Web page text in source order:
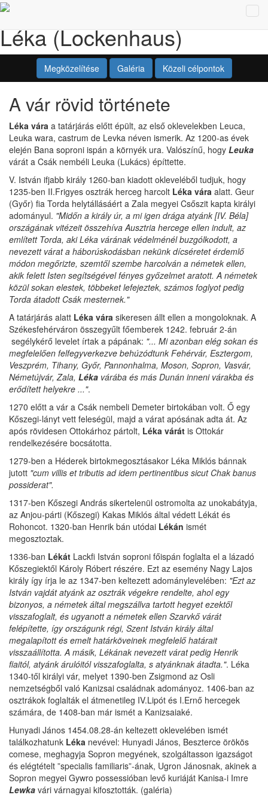
Léka (Lockenhaus)
Megközelítése Galéria Közeli célpontok
A vár rövid története
Léka vára a tatárjárás előtt épült, az első oklevelekben Leuca,
Leuka wara, castrum de Levka néven ismerik. Az 1200-as évek
elején Bana soproni ispán a környék ura. Valószínű, hogy Leuka
várát a Csák nembéli Leuka (Lukács) építtette.
V. István ifjabb király 1260-ban kiadott okleveléből tudjuk, hogy
1235-ben II.Frigyes osztrák herceg harcolt Léka vára alatt. Geur
(Győr) fia Torda helytállásáért a Zala megyei Csőszit kapta királyi
adományul. "Midőn a király úr, a mi igen drága atyánk [IV. Béla]
országának vitézeit összehíva Ausztria hercege ellen indult, az
említett Torda, aki Léka várának védelménél buzgólkodott, a
nevezett várat a háborúskodásban nekünk dícséretet érdemlő
módon megőrizte, szemtől szembe harcolván a németek ellen,
akik felett Isten segítségével fényes győzelmet aratott. A németek
közül sokan elestek, többeket lefejeztek, számos foglyot pedig
Torda átadott Csák mesternek."
A tatárjárás alatt Léka vára sikeresen állt ellen a mongoloknak. A
Székesfehérváron összegyűlt főemberek 1242. február 2-án
segélykérő levelet írtak a pápának: "... Mi azonban elég sokan és
megfelelően felfegyverkezve behúzódtunk Fehérvár, Esztergom,
Veszprém, Tihany, Győr, Pannonhalma, Moson, Sopron, Vasvár,
Németújvár, Zala, Léka várába és más Dunán inneni várakba és
erődített helyekre ...".
1270 előtt a vár a Csák nembeli Demeter birtokában volt. Ő egy
Kőszegi-lányt vett feleségül, majd a várat apósának adta át. Az
após rövidesen Ottokárhoz pártolt, Léka várát is Ottokár
rendelkezésére bocsátotta.
1279-ben a Héderek birtokmegosztásakor Léka Miklós bánnak
jutott "cum villis et tributis ad idem pertinentibus sicut Chak banus
possiderat".
1317-ben Kőszegi András sikertelenül ostromolta az unokabátyja,
az Anjou-párti (Kőszegi) Kakas Miklós által védett Lékát és
Rohoncot. 1320-ban Henrik bán utódai Lékán ismét
megosztoztak.
1336-ban Lékát Lackfi István soproni főispán foglalta el a lázadó
Kőszegiektől Károly Róbert részére. Ezt az esemény Nagy Lajos
király így írja le az 1347-ben keltezett adománylevelében: "Ezt az
István vajdát atyánk az osztrák végekre rendelte, ahol egy
bizonyos, a németek által megszállva tartott hegyet ezektől
visszafoglalt, és ugyanott a németek ellen Szarvkő várát
felépítette, így országunk régi, Szent István király által
megalapított és emelt határköveinek megfelelő határait
visszaállította. A másik, Lékának nevezett várat pedig Henrik
fiaitól, atyánk árulóitól visszafoglalta, s atyánknak átadta.". Léka
1340-től királyi vár, melyet 1390-ben Zsigmond az Osli
nemzetségből való Kanizsai családnak adományoz. 1406-ban az
osztrákok foglalták el átmenetileg IV.Lipót és I.Ernő hercegek
számára, de 1408-ban már ismét a Kanizsaiaké.
Hunyadi János 1454.08.28-án keltezett oklevelében ismét
találkozhatunk Léka nevével: Hunyadi János, Beszterce örökös
comese, meghagyja Sopron megyének, szolgáltasson igazságot
és elégtételt ”specialis familiaris”-ának, Ugron Jánosnak, akinek a
Sopron megyei Gywro possessióban levő kuriáját Kanisa-i Imre
Lewka vári várnagyai kifosztották. (galéria)